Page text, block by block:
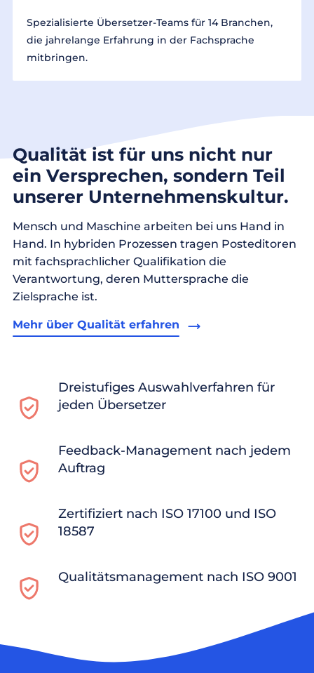
Spezialisierte Übersetzer-Teams für 14 Branchen,
die jahrelange Erfahrung in der Fachsprache
mitbringen.
Qualität ist für uns nicht nur
ein Versprechen, sondern Teil
unserer Unternehmenskultur.
Mensch und Maschine arbeiten bei uns Hand in
Hand. In hybriden Prozessen tragen Posteditoren
mit fachsprachlicher Qualifikation die
Verantwortung, deren Muttersprache die
Zielsprache ist.
Mehr über Qualität erfahren
Dreistufiges Auswahlverfahren für
jeden Übersetzer
Feedback-Management nach jedem
Auftrag
Zertifiziert nach ISO 17100 und ISO
18587
Qualitätsmanagement nach ISO 9001